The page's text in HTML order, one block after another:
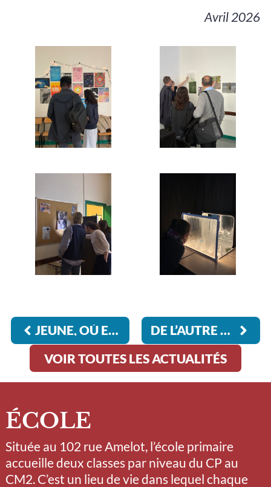
Avril 2026
JEUNE, OÙ EST MA LIBERTÉ D’EXPRESSION ?
DE L’AUTRE CÔTÉ DU MIROIR
VOIR TOUTES LES ACTUALITÉS
ÉCOLE
Située au 102 rue Amelot, l’école primaire
accueille deux classes par niveau du CP au
CM2. C’est un lieu de vie dans lequel chaque